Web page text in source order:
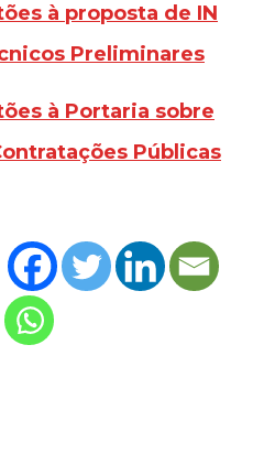
à proposta de IN
Preliminares
à Portaria sobre
Públicas